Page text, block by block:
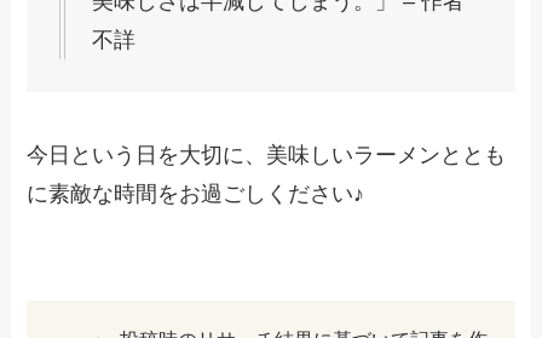
不詳
今日という日を大切に、美味しいラーメンととも
に素敵な時間をお過ごしください♪